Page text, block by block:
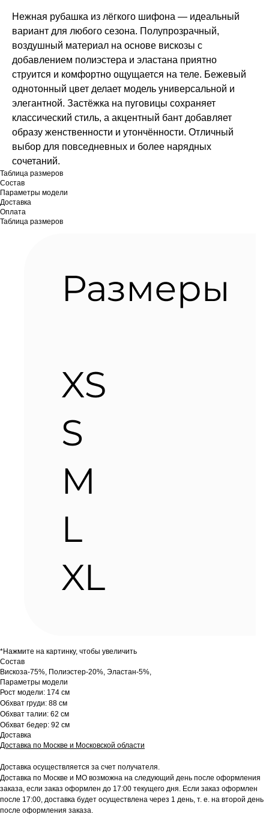
Нежная рубашка из лёгкого шифона — идеальный
вариант для любого сезона. Полупрозрачный,
воздушный материал на основе вискозы с
добавлением полиэстера и эластана приятно
струится и комфортно ощущается на теле. Бежевый
однотонный цвет делает модель универсальной и
элегантной. Застёжка на пуговицы сохраняет
классический стиль, а акцентный бант добавляет
образу женственности и утончённости. Отличный
выбор для повседневных и более нарядных
сочетаний.
Таблица размеров
Состав
Параметры модели
Доставка
Оплата
Таблица размеров
*Нажмите на картинку, чтобы увеличить
Состав
Вискоза-75%, Полиэстер-20%, Эластан-5%,
Параметры модели
Рост модели: 174 см
Обхват груди: 88 см
Обхват талии: 62 см
Обхват бедер: 92 см
Доставка
Доставка по Москве и Московской области
Доставка осуществляется за счет получателя.
Доставка по Москве и МО возможна на следующий день после оформления
заказа, если заказ оформлен до 17:00 текущего дня. Если заказ оформлен
после 17:00, доставка будет осуществлена через 1 день, т. е. на второй день
после оформления заказа.